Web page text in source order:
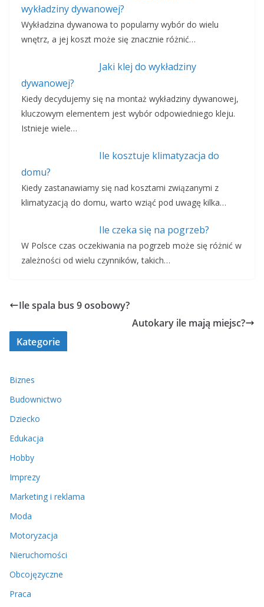
wykładziny dywanowej?
Wykładzina dywanowa to popularny wybór do wielu
wnętrz, a jej koszt może się znacznie różnić…
Jaki klej do wykładziny
dywanowej?
Kiedy decydujemy się na montaż wykładziny dywanowej,
kluczowym elementem jest wybór odpowiedniego kleju.
Istnieje wiele…
Ile kosztuje klimatyzacja do
domu?
Kiedy zastanawiamy się nad kosztami związanymi z
klimatyzacją do domu, warto wziąć pod uwagę kilka…
Ile czeka się na pogrzeb?
W Polsce czas oczekiwania na pogrzeb może się różnić w
zależności od wielu czynników, takich…
Ile spala bus 9 osobowy?
Autokary ile mają miejsc?
Kategorie
Biznes
Budownictwo
Dziecko
Edukacja
Hobby
Imprezy
Marketing i reklama
Moda
Motoryzacja
Nieruchomości
Obcojęzyczne
Praca